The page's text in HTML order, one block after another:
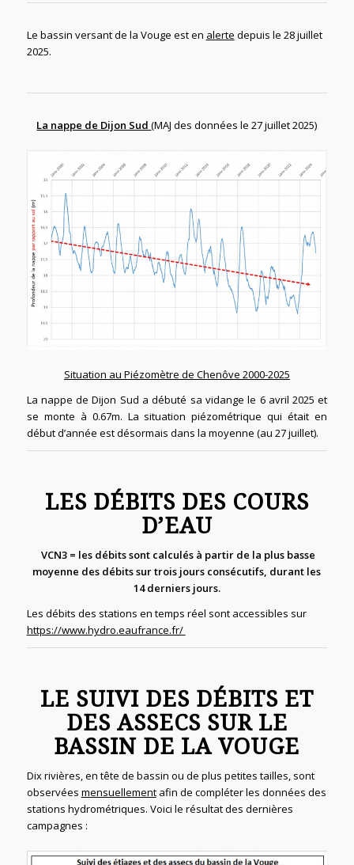
Le bassin versant de la Vouge est en alerte depuis le 28 juillet
2025.
La nappe de Dijon Sud(MAJ des données le 27 juillet 2025)
Situation au Piézomètre de Chenôve 2000-2025
La nappe de Dijon Sud a débuté sa vidange le 6 avril 2025 et
se monte à 0.67m. La situation piézométrique qui était en
début d’année est désormais dans la moyenne (au 27 juillet).
LES DÉBITS DES COURS
D’EAU
VCN3 = les débits sont calculés à partir de la plus basse
moyenne des débits sur trois jours consécutifs, durant les
14 derniers jours.
Les débits des stations en temps réel sont accessibles sur
https://www.hydro.eaufrance.fr/
LE SUIVI DES DÉBITS ET
DES ASSECS SUR LE
BASSIN DE LA VOUGE
Dix rivières, en tête de bassin ou de plus petites tailles, sont
observées mensuellementafin de compléter les données des
stations hydrométriques. Voici le résultat des dernières
campagnes :